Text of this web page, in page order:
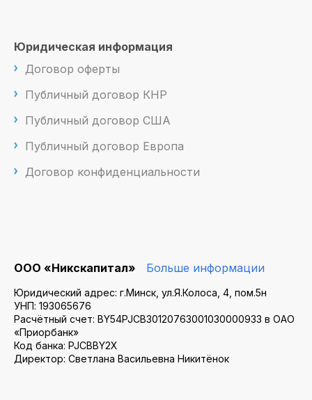
Юридическая информация
Договор оферты
Публичный договор КНР
Публичный договор США
Публичный договор Европа
Договор конфиденциальности
ООО «Никскапитал» Больше информации
Юридический адрес: г.Минск, ул.Я.Колоса, 4, пом.5н
УНП: 193065676
Расчётный счет: BY54PJCB30120763001030000933 в ОАО
«Приорбанк»
Код банка: PJCBBY2X
Директор: Светлана Васильевна Никитёнок